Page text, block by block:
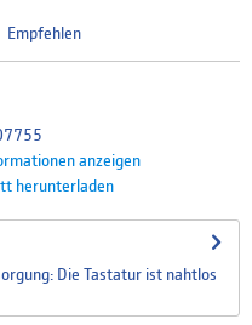
Empfehlen
anzeigen
herunterladen
Die Tastatur ist nahtlos